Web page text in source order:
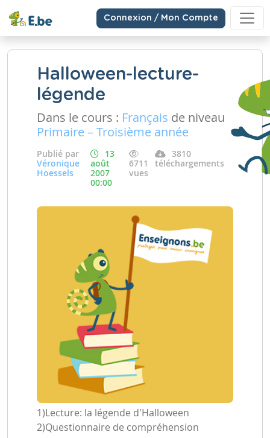
Connexion / Mon Compte
Halloween-lecture-
légende
Dans le cours : Français de niveau
Primaire – Troisième année
Publié par
Véronique
Hoessels
13
août
2007
00:00
6711
vues
3810
téléchargements
1)Lecture: la légende d'Halloween
2)Questionnaire de compréhension